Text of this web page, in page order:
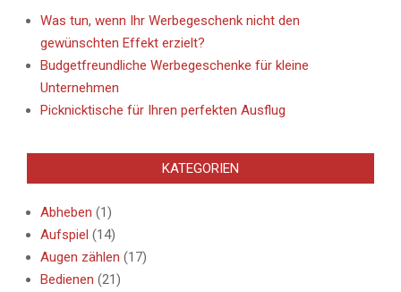
Was tun, wenn Ihr Werbegeschenk nicht den
gewünschten Effekt erzielt?
Budgetfreundliche Werbegeschenke für kleine
Unternehmen
Picknicktische für Ihren perfekten Ausflug
KATEGORIEN
Abheben (1)
Aufspiel (14)
Augen zählen (17)
Bedienen (21)